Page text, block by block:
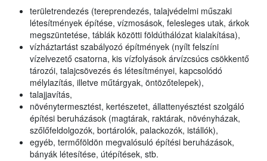
területrendezés (tereprendezés, talajvédelmi műszaki
létesítmények építése, vízmosások, felesleges utak, árkok
megszüntetése, táblák közötti földúthálózat kialakítása),
vízháztartást szabályozó építmények (nyílt felszíni
vízelvezető csatorna, kis vízfolyások árvízcsúcs csökkentő
tározói, talajcsövezés és létesítményei, kapcsolódó
mélylazítás, illetve műtárgyak, öntözőtelepek),
talajjavítás,
növénytermesztést, kertészetet, állattenyésztést szolgáló
építési beruházások (magtárak, raktárak, növényházak,
szőlőfeldolgozók, bortárolók, palackozók, istállók),
egyéb, termőföldön megvalósuló építési beruházások,
bányák létesítése, útépítések, stb.